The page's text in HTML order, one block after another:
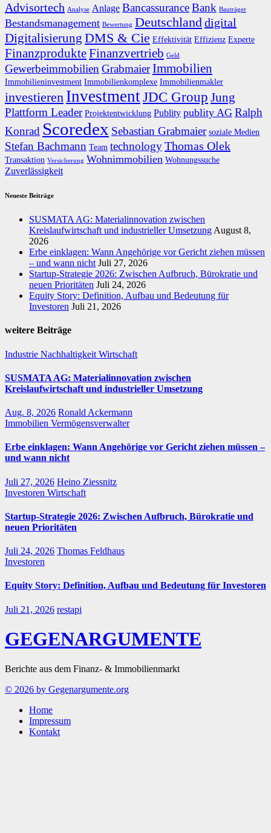
Advisortech Analyse Anlage BancassuranceBank Bauträger
Bestandsmanagement Bewertung Deutschlanddigital
Digitalisierung DMS & Cie Effektivität Effizienz Experte
FinanzprodukteFinanzvertrieb Geld
Gewerbeimmobilien GrabmaierImmobilien
Immobilieninvestment Immobilienkomplexe Immobilienmakler
investieren InvestmentJDC Group Jung
Plattform Leader Projektentwicklung Publity publity AG Ralph
Konrad Scoredex Sebastian Grabmaier soziale Medien
Stefan Bachmann Team technologyThomas Olek
Transaktion Versicherung Wohnimmobilien Wohnungssuche
Zuverlässigkeit
Neueste Beiträge
SUSMATA AG: Materialinnovation zwischen
Kreislaufwirtschaft und industrieller Umsetzung August 8,
2026
Erbe einklagen: Wann Angehörige vor Gericht ziehen müssen
– und wann nicht Juli 27, 2026
Startup-Strategie 2026: Zwischen Aufbruch, Bürokratie und
neuen Prioritäten Juli 24, 2026
Equity Story: Definition, Aufbau und Bedeutung für
Investoren Juli 21, 2026
weitere Beiträge
Industrie Nachhaltigkeit Wirtschaft
SUSMATA AG: Materialinnovation zwischen
Kreislaufwirtschaft und industrieller Umsetzung
Aug. 8, 2026 Ronald Ackermann
Immobilien Vermögensverwalter
Erbe einklagen: Wann Angehörige vor Gericht ziehen müssen –
und wann nicht
Juli 27, 2026 Heino Ziessnitz
Investoren Wirtschaft
Startup-Strategie 2026: Zwischen Aufbruch, Bürokratie und
neuen Prioritäten
Juli 24, 2026 Thomas Feldhaus
Investoren
Equity Story: Definition, Aufbau und Bedeutung für Investoren
Juli 21, 2026 restapi
GEGENARGUMENTE
Berichte aus dem Finanz- & Immobilienmarkt
© 2026 by Gegenargumente.org
Home
Impressum
Kontakt